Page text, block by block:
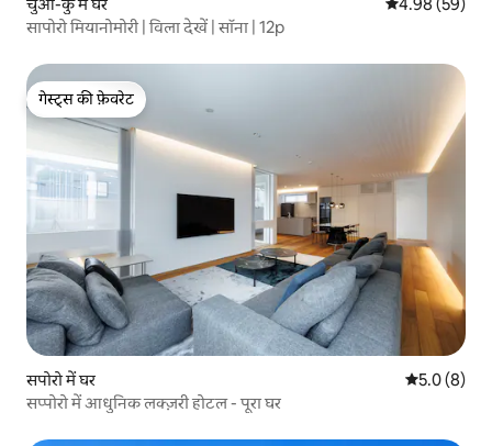
सापोरो मियानोमोरी | विला देखें | सॉना | 12p
गेस्ट्स की फ़ेवरेट
गेस्ट्स की फ़ेवरेट
सपोरो में घर औसत रेटिंग 5
5.0 (8)
सप्पोरो में आधुनिक लक्ज़री होटल - पूरा घर